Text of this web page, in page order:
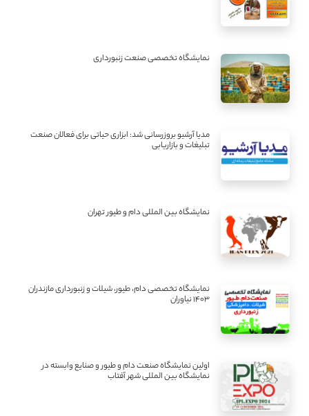
نمایشگاه تخصصی صنعت زنبورداری
مدیا آرشیو بروزرسانی شد: ابزاری حیاتی برای فعالان صنعت
تبلیغات و بازاریابی
نمایشگاه بین المللی دام و طیور تهران
نمایشگاه تخصصی دام، طیور، شیلات و زنبورداری مازندران
1403 نیاوران
اولین نمایشگاه صنعت دام و طیور و صنایع وابسته در
نمایشگاه بین المللی شهر آفتاب